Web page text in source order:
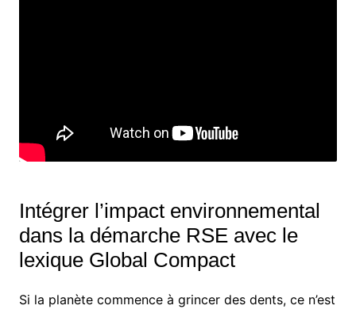
Intégrer l’impact environnemental
dans la démarche RSE avec le
lexique Global Compact
Si la planète commence à grincer des dents, ce n’est